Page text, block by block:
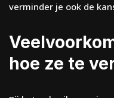
verminder je ook de
hoe ze te